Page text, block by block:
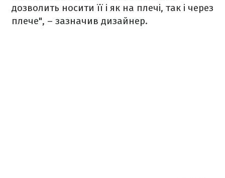
дозволить носити її і як на плечі, так і через
плече", – зазначив дизайнер.